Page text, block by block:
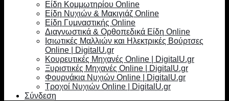
Είδη Κομμωτηρίου Online
Είδη Νυχιών & Μακιγιάζ Online
Είδη Γυμναστικής Online
Διαγνωστικά & Ορθοπεδικά Είδη Online
Ισιωτικές Μαλλιών και Ηλεκτρικές Βούρτσες
Online | DigitalU.gr
Κουρευτικές Μηχανές Online | DigitalU.gr
Ξυριστικές Μηχανές Online | DigitalU.gr
Φουρνάκια Νυχιών Online | DigitalU.gr
Τροχοί Νυχιών Online | DigitalU.gr
Σύνδεση